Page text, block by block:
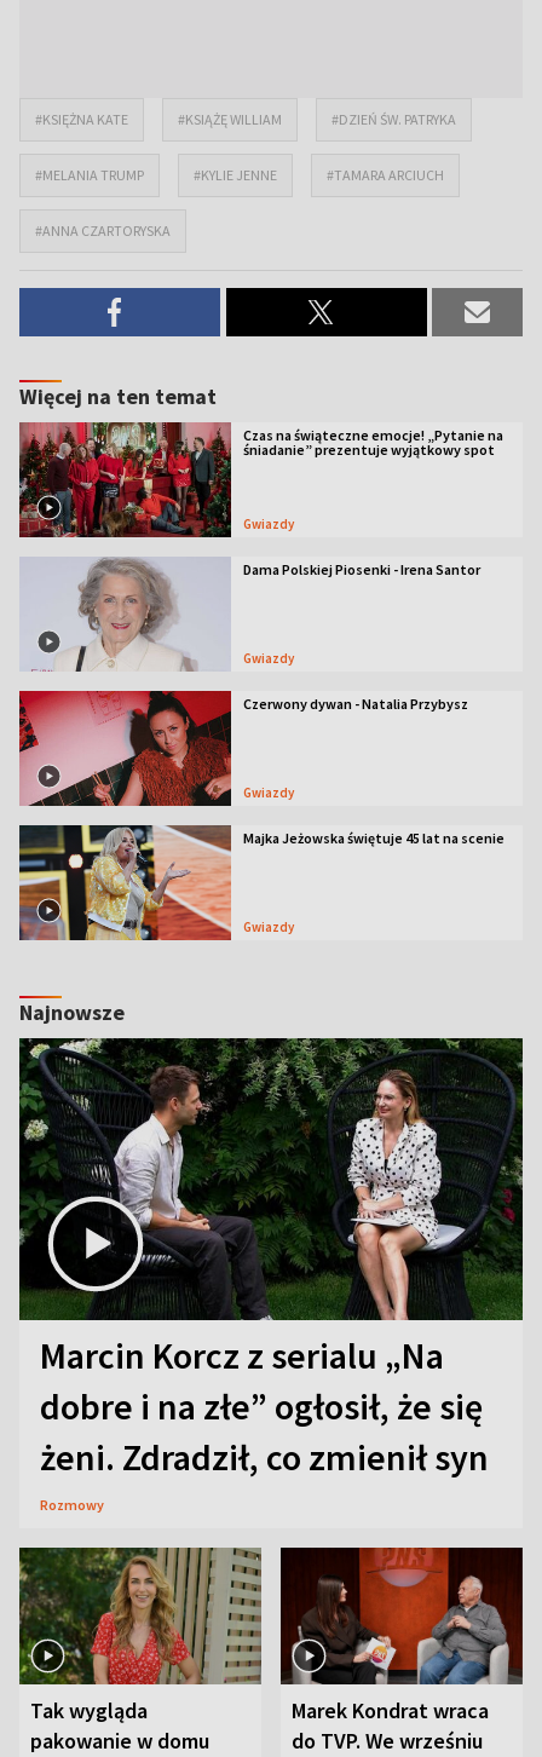
#KSIĘŻNA KATE #KSIĄŻĘ WILLIAM #DZIEŃ ŚW. PATRYKA
#MELANIA TRUMP #KYLIE JENNE #TAMARA ARCIUCH
#ANNA CZARTORYSKA
Więcej na ten temat
Czas na świąteczne emocje! „Pytanie na
śniadanie” prezentuje wyjątkowy spot
Gwiazdy
Dama Polskiej Piosenki - Irena Santor
Gwiazdy
Czerwony dywan - Natalia Przybysz
Gwiazdy
Majka Jeżowska świętuje 45 lat na scenie
Gwiazdy
Najnowsze
Marcin Korcz z serialu „Na
dobre i na złe” ogłosił, że się
żeni. Zdradził, co zmienił syn
Rozmowy
Tak wygląda
pakowanie w domu
Marek Kondrat wraca
do TVP. We wrześniu